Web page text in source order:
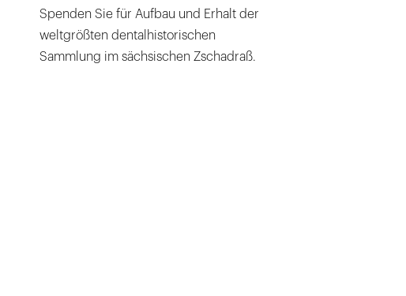
Spenden Sie für Aufbau und Erhalt der
weltgrößten dentalhistorischen
Sammlung im sächsischen Zschadraß.